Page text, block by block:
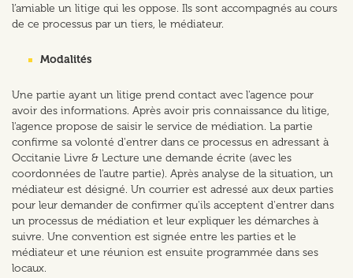
l’amiable un litige qui les oppose. Ils sont accompagnés au cours
de ce processus par un tiers, le médiateur.
Modalités
Une partie ayant un litige prend contact avec l'agence pour
avoir des informations. Après avoir pris connaissance du litige,
l'agence propose de saisir le service de médiation. La partie
confirme sa volonté d'entrer dans ce processus en adressant à
Occitanie Livre & Lecture une demande écrite (avec les
coordonnées de l'autre partie). Après analyse de la situation, un
médiateur est désigné. Un courrier est adressé aux deux parties
pour leur demander de confirmer qu'ils acceptent d'entrer dans
un processus de médiation et leur expliquer les démarches à
suivre. Une convention est signée entre les parties et le
médiateur et une réunion est ensuite programmée dans ses
locaux.